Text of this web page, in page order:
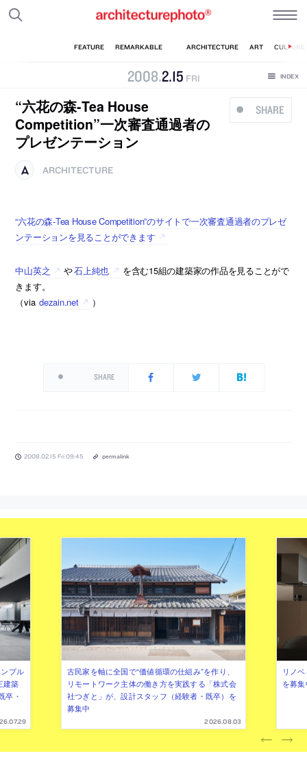
2008.2.15 FRI
SHARE
“六花の森-Tea House
Competition”一次審査通過者の
プレゼンテーション
ARCHITECTURE
“六花の森-Tea House Competition”のサイトで一次審査通過者のプレゼ
ンテーションを見ることができます
中山英之 や石上純也
を含む15組の建築家の作品を見ることがで
きます。
（via dezain.net ）
SHARE
2008.02.15 Fri 09:45 permalink
プル
建築
卒・
古民家を軸に全国で“価値循環の仕組み”を作り、
リモートワーク主体の働き方を実践する「株式会
社つぎと」が、設計スタッフ（経験者・既卒）を
募集中
2026.08.03
リノ
を募